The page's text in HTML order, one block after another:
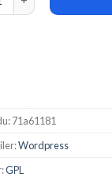
ÖZEL
(v3.21.2)
Plugin for WordPress
71a61181
Wordpress
GPL